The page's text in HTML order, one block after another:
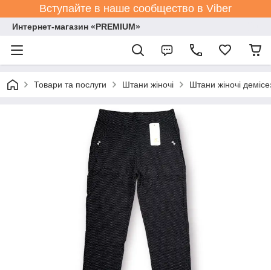
Вступайте в наше сообщество в Viber
Интернет-магазин «PREMIUM»
Товари та послуги Штани жіночі Штани жіночі